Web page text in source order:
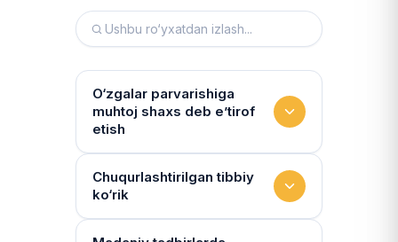
O‘zgalar parvarishiga
muhtoj shaxs deb e’tirof
etish
Yashash sharoitini kim
baholaydi?
Multidissiplinar guruh: "Inson"
Chuqurlashtirilgan tibbiy
ko‘rik